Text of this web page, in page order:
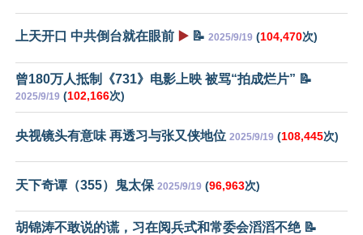
上天开口 中共倒台就在眼前 ▶️ 📝 2025/9/19 (104,470次)
曾180万人抵制《731》电影上映 被骂“拍成烂片” 📝
2025/9/19 (102,166次)
央视镜头有意味 再透习与张又侠地位 2025/9/19 (108,445次)
天下奇谭（355）鬼太保 2025/9/19 (96,963次)
胡锦涛不敢说的谎，习在阅兵式和常委会滔滔不绝 📝